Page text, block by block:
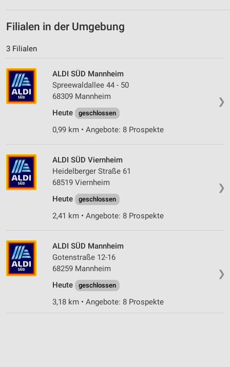
Filialen in der Umgebung
3 Filialen
❯
ALDI SÜD Mannheim
Spreewaldallee 44 - 50
68309 Mannheim
Heute
geschlossen
0,99 km • Angebote: 8 Prospekte
❯
ALDI SÜD Viernheim
Heidelberger Straße 61
68519 Viernheim
Heute
geschlossen
2,41 km • Angebote: 8 Prospekte
❯
ALDI SÜD Mannheim
Gotenstraße 12-16
68259 Mannheim
Heute
geschlossen
3,18 km • Angebote: 8 Prospekte